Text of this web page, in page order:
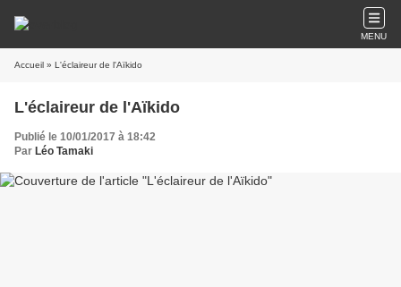
MENU
Accueil » L'éclaireur de l'Aïkido
L'éclaireur de l'Aïkido
Publié le 10/01/2017 à 18:42
Par Léo Tamaki